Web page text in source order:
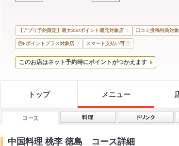
【アプリ予約限定】最大350ポイント還元対象店 口コミ投稿特典対
ポイントプラス対象店 スマート支払い可
このお店はネット予約時にポイントがつかえます
トップ メニュー
中国料理 桃李 徳島 コース詳細